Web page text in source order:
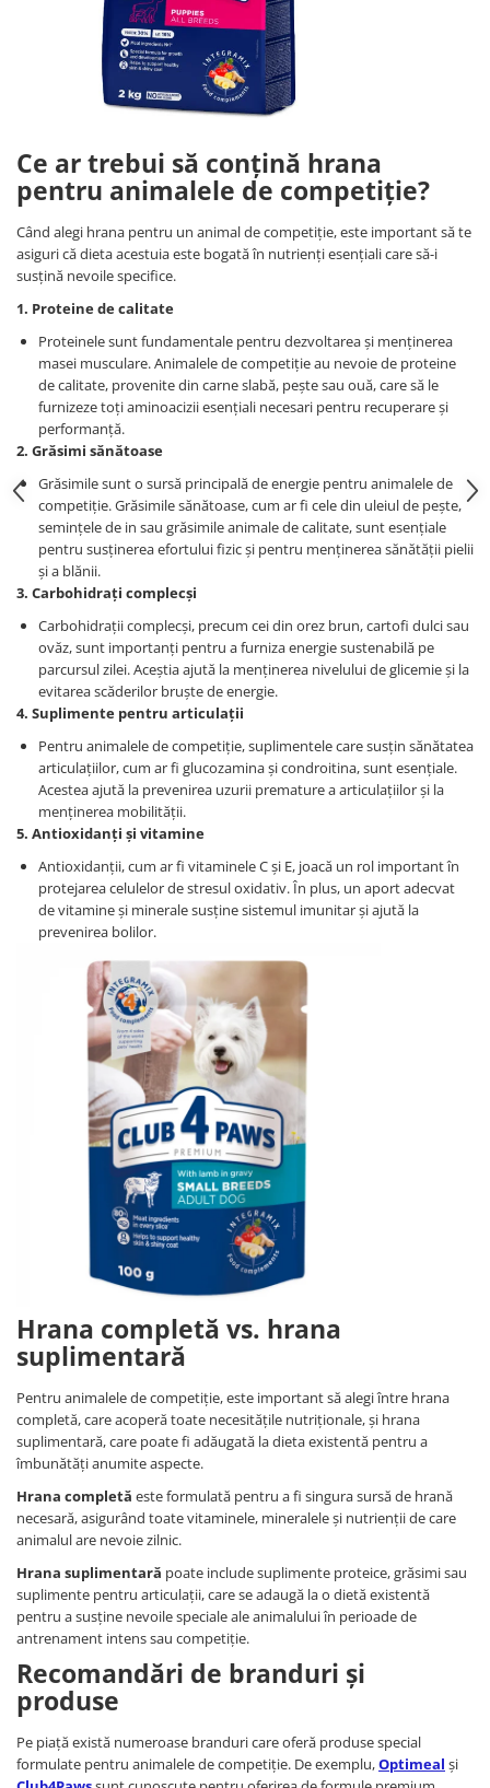
Ce ar trebui să conțină hrana
pentru animalele de competiție?
Când alegi hrana pentru un animal de competiție, este important să te
asiguri că dieta acestuia este bogată în nutrienți esențiali care să-i
susțină nevoile specifice.
1. Proteine de calitate
Proteinele sunt fundamentale pentru dezvoltarea și menținerea
masei musculare. Animalele de competiție au nevoie de proteine
de calitate, provenite din carne slabă, pește sau ouă, care să le
furnizeze toți aminoacizii esențiali necesari pentru recuperare și
performanță.
2. Grăsimi sănătoase
Grăsimile sunt o sursă principală de energie pentru animalele de
competiție. Grăsimile sănătoase, cum ar fi cele din uleiul de pește,
semințele de in sau grăsimile animale de calitate, sunt esențiale
pentru susținerea efortului fizic și pentru menținerea sănătății pielii
și a blănii.
3. Carbohidrați complecși
Carbohidrații complecși, precum cei din orez brun, cartofi dulci sau
ovăz, sunt importanți pentru a furniza energie sustenabilă pe
parcursul zilei. Aceștia ajută la menținerea nivelului de glicemie și la
evitarea scăderilor bruște de energie.
4. Suplimente pentru articulații
Pentru animalele de competiție, suplimentele care susțin sănătatea
articulațiilor, cum ar fi glucozamina și condroitina, sunt esențiale.
Acestea ajută la prevenirea uzurii premature a articulațiilor și la
menținerea mobilității.
5. Antioxidanți și vitamine
Antioxidanții, cum ar fi vitaminele C și E, joacă un rol important în
protejarea celulelor de stresul oxidativ. În plus, un aport adecvat
de vitamine și minerale susține sistemul imunitar și ajută la
prevenirea bolilor.
Hrana completă vs. hrana
suplimentară
Pentru animalele de competiție, este important să alegi între hrana
completă, care acoperă toate necesitățile nutriționale, și hrana
suplimentară, care poate fi adăugată la dieta existentă pentru a
îmbunătăți anumite aspecte.
Hrana completă este formulată pentru a fi singura sursă de hrană
necesară, asigurând toate vitaminele, mineralele și nutrienții de care
animalul are nevoie zilnic.
Hrana suplimentară poate include suplimente proteice, grăsimi sau
suplimente pentru articulații, care se adaugă la o dietă existentă
pentru a susține nevoile speciale ale animalului în perioade de
antrenament intens sau competiție.
Recomandări de branduri și
produse
Pe piață există numeroase branduri care oferă produse special
formulate pentru animalele de competiție. De exemplu,Optimeal și